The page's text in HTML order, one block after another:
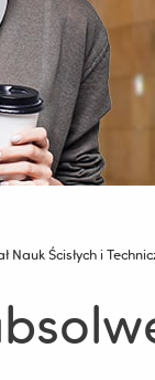
Nauk Ścisłych i